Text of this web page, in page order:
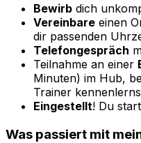
Bewirb dich
Vereinbare einen
dir passenden
Telefongespräch
Teilnahme an einer
Minuten) im Hub,
Trainer
Eingestellt! Du
Was passiert mit